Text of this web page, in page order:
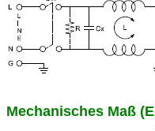
Mechanisches Maß